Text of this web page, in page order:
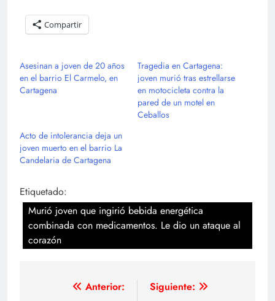
Compartir
Asesinan a joven de 20 años
en el barrio El Carmelo, en
Cartagena
Tragedia en Cartagena:
joven murió tras estrellarse
en motocicleta contra la
pared de un motel en
Ceballos
Acto de intolerancia deja un
joven muerto en el barrio La
Candelaria de Cartagena
Etiquetado:
Murió joven que ingirió bebida energética
combinada con medicamentos. Le dio un ataque al
corazón
Navegación
Anterior:
Siguiente: